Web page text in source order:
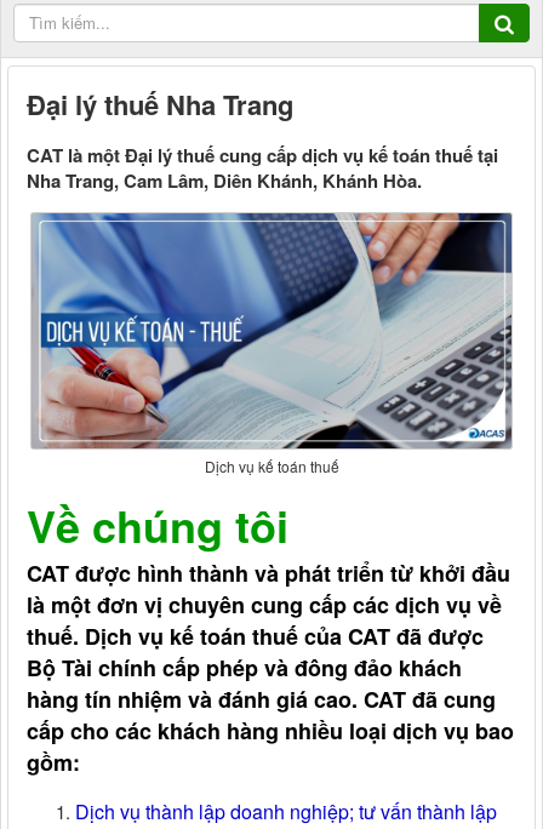
Đại lý thuế Nha Trang
CAT là một Đại lý thuế cung cấp dịch vụ kế toán thuế tại
Nha Trang, Cam Lâm, Diên Khánh, Khánh Hòa.
Dịch vụ kế toán thuế
Về chúng tôi
CAT được hình thành và phát triển từ khởi đầu
là một đơn vị chuyên cung cấp các dịch vụ về
thuế. Dịch vụ kế toán thuế của CAT đã được
Bộ Tài chính cấp phép và đông đảo khách
hàng tín nhiệm và đánh giá cao. CAT đã cung
cấp cho các khách hàng nhiều loại dịch vụ bao
gồm:
Dịch vụ thành lập doanh nghiệp; tư vấn thành lập